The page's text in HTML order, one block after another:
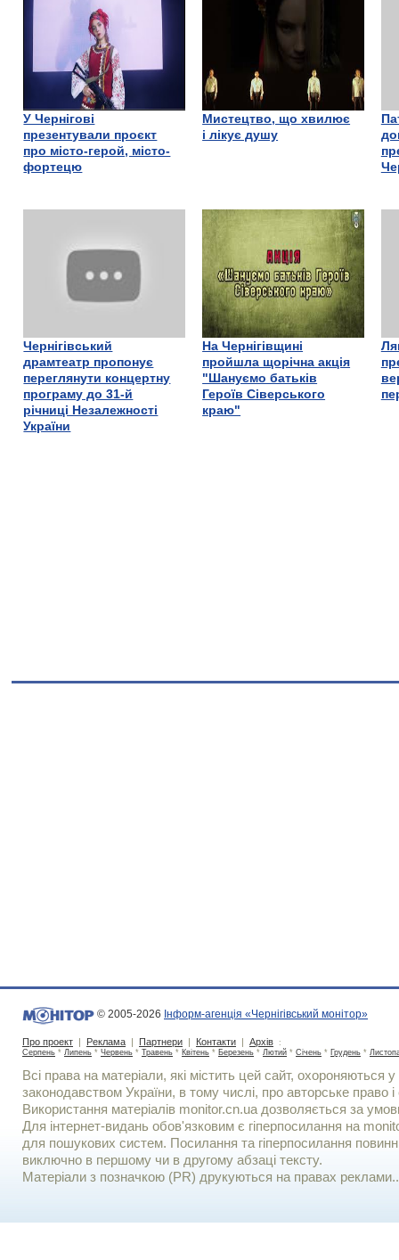
У Чернігові
презентували проєкт
про місто-герой, місто-
фортецю
Мистецтво, що хвилює
і лікує душу
Чернігівський
драмтеатр пропонує
переглянути концертну
програму до 31-й
річниці Незалежності
України
На Чернігівщині
пройшла щорічна акція
"Шануємо батьків
Героїв Сіверського
краю"
© 2005-2026 Інформ-агенція «Чернігівський монітор»
Про проект | Реклама | Партнери | Контакти | Архів :
Серпень * Липень * Червень * Травень * Квітень * Березень * Лютий * Січень * Грудень *
Всі права на матеріали, які містить цей сайт, охороняються у
законодавством України, в тому числі, про авторське право і
Використання матерiалiв monitor.cn.ua дозволяється за
Для iнтернет-видань обов'язковим є гiперпосилання на
для пошукових систем. Посилання та гіперпосилання
виключно в першому чи в другому абзаці тексту.
Матеріали з позначкою (PR) друкуються на правах реклами..